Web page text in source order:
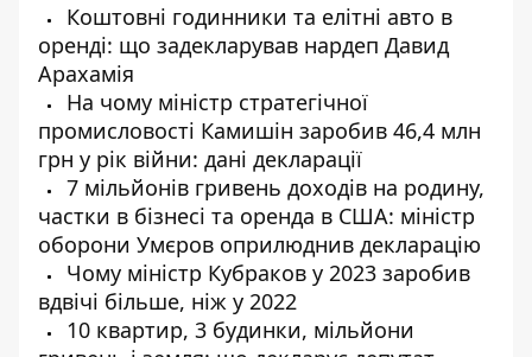
Коштовні годинники та елітні авто в
оренді: що задекларував нардеп Давид
Арахамія
На чому міністр стратегічної
промисловості Камишін заробив 46,4 млн
грн у рік війни: дані декларації
7 мільйонів гривень доходів на родину,
частки в бізнесі та оренда в США: міністр
оборони Умєров оприлюднив декларацію
Чому міністр Кубраков у 2023 заробив
вдвічі більше, ніж у 2022
10 квартир, 3 будинки, мільйони